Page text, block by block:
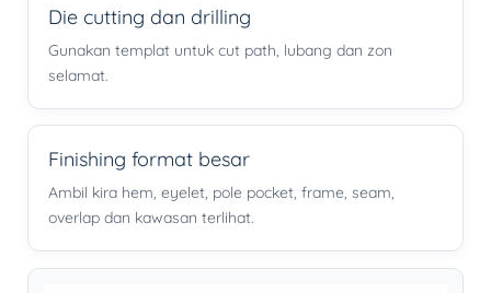
Die cutting dan drilling
Gunakan templat untuk cut path, lubang dan zon
selamat.
Finishing format besar
Ambil kira hem, eyelet, pole pocket, frame, seam,
overlap dan kawasan terlihat.